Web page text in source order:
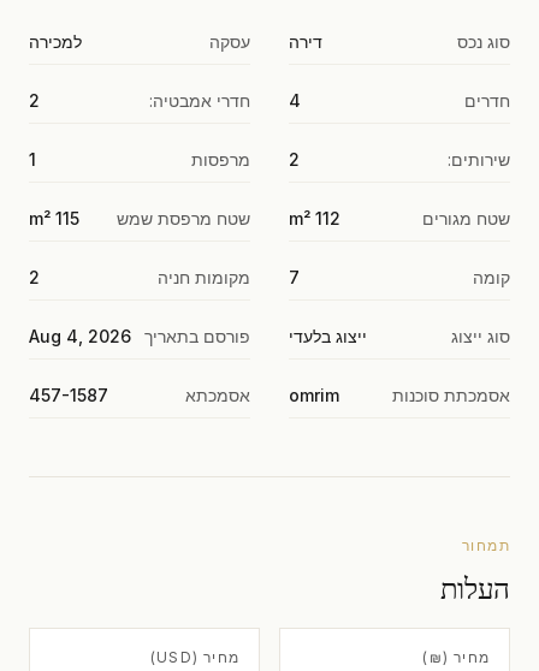
סוג נכס דירה עסקה למכירה
חדרים 4 חדרי אמבטיה: 2
שירותים: 2 מרפסות 1
שטח מגורים 112 m² שטח מרפסת שמש 115 m²
קומה 7 מקומות חניה 2
סוג ייצוג ייצוג בלעדי פורסם בתאריך Aug 4, 2026
אסמכתת סוכנות omrim אסמכתא 457-1587
תמחור
העלות
מחיר (₪) מחיר (USD)